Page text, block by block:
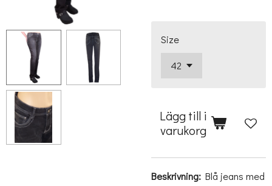
Size
Lägg till i
varukorg
Beskrivning: Blå jeans med